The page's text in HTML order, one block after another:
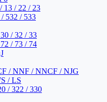
13 / 22 / 23
532 / 533
/ 32 / 33
/ 73 / 74
/ NNF / NNCF / NJG
/ LS
/ 322 / 330